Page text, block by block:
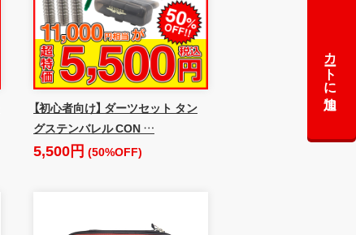
カートに追加
【初心者向け】 ダーツセット タン
グステンバレル CON …
5,500円 (50%OFF)